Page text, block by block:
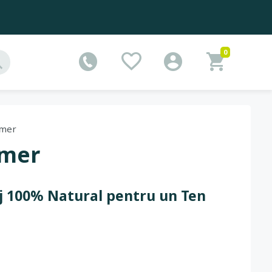
0
Natural pentru un Ten
o strălucire aparte, produsele bio de pe
frumusețea, fiind ideale pentru